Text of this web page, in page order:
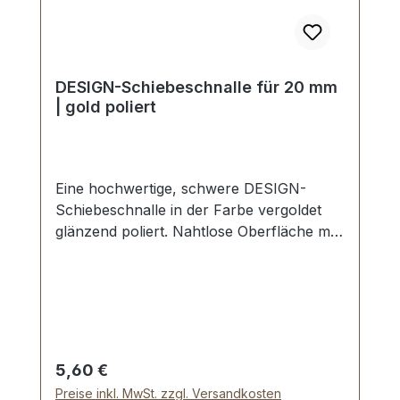
DESIGN-Schiebeschnalle für 20 mm
| gold poliert
Eine hochwertige, schwere DESIGN-
Schiebeschnalle in der Farbe vergoldet
glänzend poliert. Nahtlose Oberfläche mit
Regulärer Preis:
5,60 €
Preise inkl. MwSt. zzgl. Versandkosten